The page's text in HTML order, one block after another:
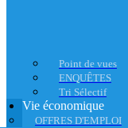
Point de vues
ENQUÊTES
Tri Sélectif
Vie économique
OFFRES D'EMPLOI